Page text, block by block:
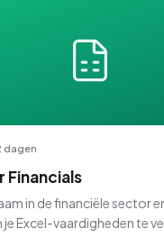
dagen
Financials
in de financiële sector
Excel-vaardigheden te